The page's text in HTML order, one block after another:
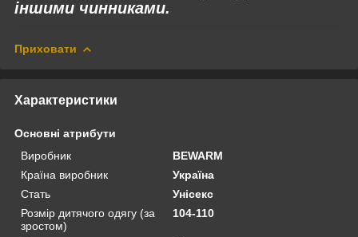
іншими чинниками.
Приховати
Характеристики
Основні атрибути
Виробник
BEWARM
Країна виробник
Україна
Стать
Унісекс
Розмір дитячого одягу (за
зростом)
104-110